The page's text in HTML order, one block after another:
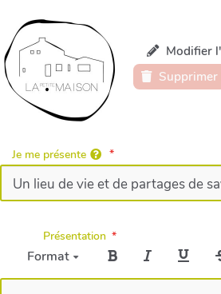
Modifier
Je me présente
Présentation
Format